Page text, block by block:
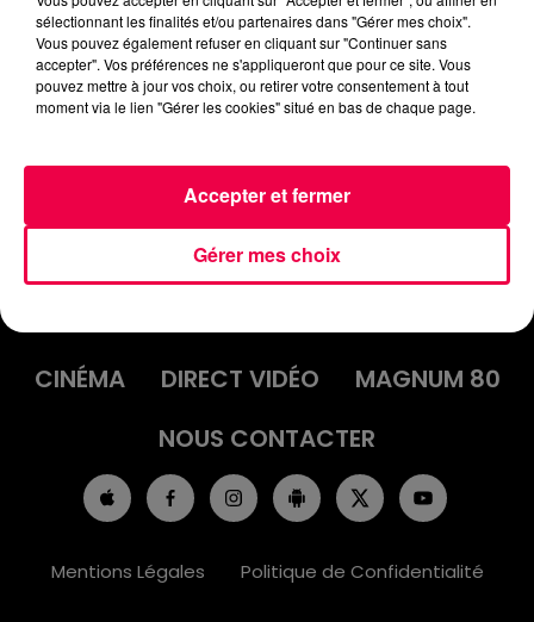
podcasts/2023/02/IQSAR-du-lundi-06-fevrier.mp3
INFOS
EMISSIONS
CINÉMA
DIRECT VIDÉO
MAGNUM 80
NOUS CONTACTER
Mentions Légales Politique de Confidentialité
sélectionnant les finalités et/ou partenaires dans "Gérer mes choix".
Vous pouvez également refuser en cliquant sur "Continuer sans
accepter". Vos préférences ne s'appliqueront que pour ce site. Vous
pouvez mettre à jour vos choix, ou retirer votre consentement à tout
moment via le lien "Gérer les cookies" situé en bas de chaque page.
Gérer mes choix
Accepter et fermer